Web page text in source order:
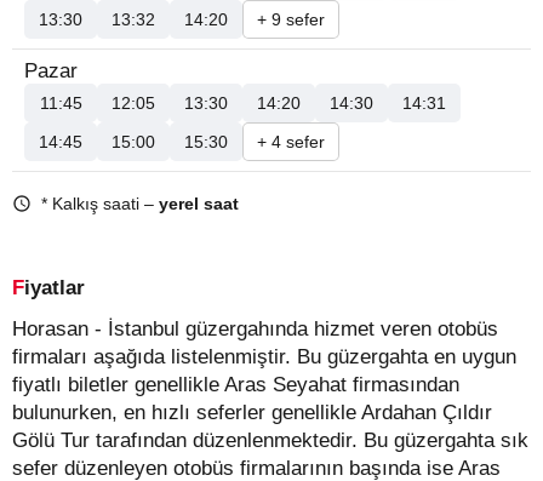
13:30
13:32 14:20 + 9 sefer
Pazar
11:45 12:05 13:30 14:20 14:30
14:31
14:45
15:00 15:30 + 4 sefer
* Kalkış saati – yerel saat
Fiyatlar
Horasan - İstanbul güzergahında hizmet veren otobüs
firmaları aşağıda listelenmiştir. Bu güzergahta en uygun
fiyatlı biletler genellikle Aras Seyahat firmasından
bulunurken, en hızlı seferler genellikle Ardahan Çıldır
Gölü Tur tarafından düzenlenmektedir. Bu güzergahta sık
sefer düzenleyen otobüs firmalarının başında ise Aras